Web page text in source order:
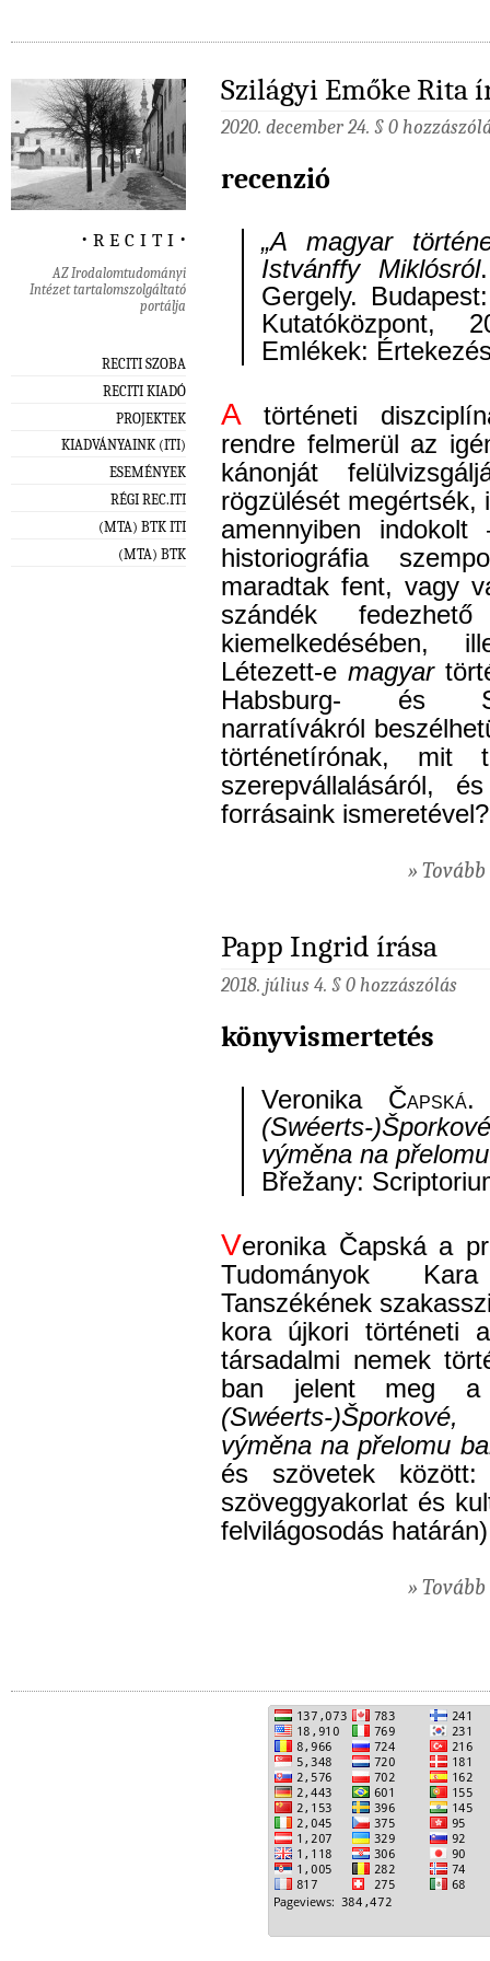
‧ r e c i t i ‧
AZ Irodalomtudományi
Intézet tartalomszolgáltató
portálja
RECITI SZOBA
RECITI KIADÓ
PROJEKTEK
KIADVÁNYAINK (ITI)
ESEMÉNYEK
RÉGI REC.ITI
(MTA) BTK ITI
(MTA) BTK
Szilágyi Emőke Rita
2020. december 24. § 0
recenzió
„A magyar
Istvánffy Miklósról
Gergely.
Kutatóközpont,
Emlékek:
A történeti
rendre felmerül az
kánonját
rögzülését megértsék,
amennyiben
historiográfia
maradtak fent, vagy
szándék
kiemelkedésében,
Létezett-e magyar
Habsburg- és
narratívákról
történetírónak, mit
szerepvállalásáról,
forrásaink ismeretével?
»
Papp Ingrid írása
2018. július 4. § 0 hozzászólás
könyvismertetés
Veronika Čapská.
(Swéerts-
výměna na
Břežany:
Veronika Čapská a
Tudományok
Tanszékének
kora újkori történeti
társadalmi nemek
ban jelent meg
(Swéerts-
výměna na přelomu
és szövetek között:
szöveggyakorlat és
felvilágosodás
»